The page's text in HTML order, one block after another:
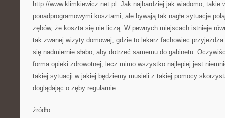
http://www.klimkiewicz.net.pl. Jak najbardziej jak wiadomo, takie
ponadprogramowymi kosztami, ale bywają tak nagłe sytuacje
zębów, że koszta się nie liczą. W pewnych miejscach istnieje
tak zwanej wizyty domowej, gdzie to lekarz fachowiec
się nadmiernie słabo, aby dotrzeć samemu do gabinetu.
forma opieki zdrowotnej, lecz mimo wszystko najlepiej jest
takiej sytuacji w jakiej będziemy musieli z takiej pomocy
doglądając o zęby regularnie.
źródło: